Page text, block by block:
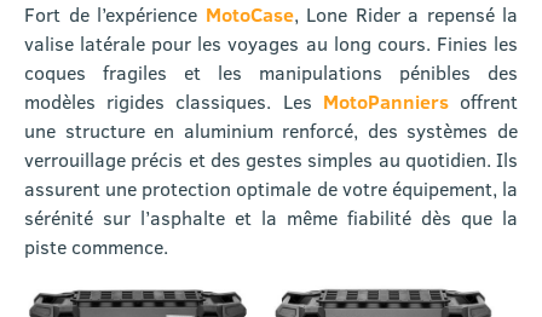
Fort de l’expérience MotoCase, Lone Rider a repensé la
valise latérale pour les voyages au long cours. Finies les
coques fragiles et les manipulations pénibles des
modèles rigides classiques. Les MotoPanniersoffrent
une structure en aluminium renforcé, des systèmes de
verrouillage précis et des gestes simples au quotidien. Ils
assurent une protection optimale de votre équipement, la
sérénité sur l’asphalte et la même fiabilité dès que la
piste commence.